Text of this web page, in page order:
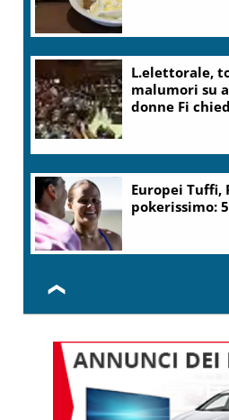
L.elettorale,
malumori su
donne Fi
Europei Tuffi,
pokerissimo:
❮